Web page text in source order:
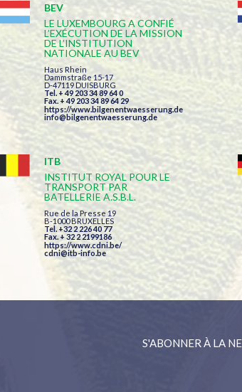
BEV
LE LUXEMBOURG A CONFIÉ
L’EXÉCUTION DE LA MISSION
DE L’INSTITUTION
NATIONALE AU BEV
Haus Rhein
Dammstraße 15-17
D-47119 DUISBURG
Tel. + 49 203 34 89 64 0
Fax. + 49 203 34 89 64 29
https://www.bilgenentwaesserung.de
info@bilgenentwaesserung.de
ITB
INSTITUT ROYAL POUR LE
TRANSPORT PAR
BATELLERIE A.S.B.L.
Rue de la Presse 19
B-1000 BRUXELLES
Tel. +32 2 226 40 77
Fax. + 32 2 2199186
https://www.cdni.be/
cdni@itb-info.be
S'ABONNER À LA